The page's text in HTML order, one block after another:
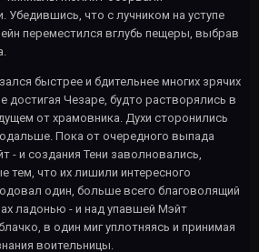
Убедившись, что с лучником на уступе
переместился вглубь пещеры, выбрав
быстрее и бдительнее многих зрячих
достигая Чезаре, будто растворялись в
от храмовника. Духи сторонились
Пока от очередного выпада
- и создания Тени заволновались,
тем, что их лишили интересного
один, больше всего благоволящий
ладонью - и над упавшей Мэйт
в один миг уплотняясь и принимая
воительницы.